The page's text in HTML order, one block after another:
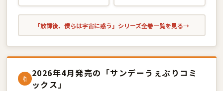
「放課後、僕らは宇宙に惑う」シリーズ全巻一覧を見る→
🔖
2026年4月発売の「サンデーうぇぶりコミ
ックス」